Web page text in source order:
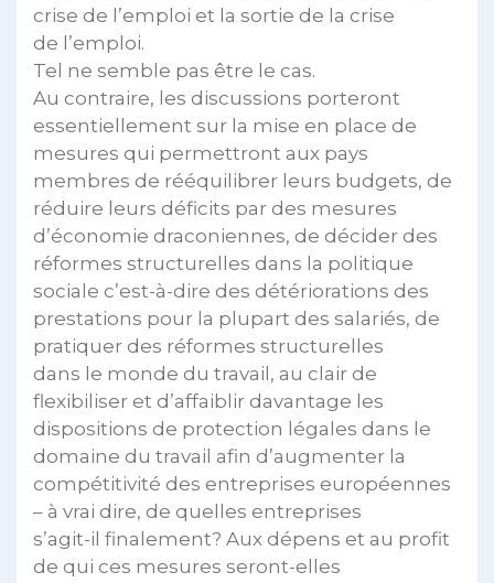
crise de l’emploi et la sortie de la crise
de l’emploi.
Tel ne semble pas être le cas.
Au contraire, les discussions porteront
essentiellement sur la mise en place de
mesures qui permettront aux pays
membres de rééquilibrer leurs budgets, de
réduire leurs déficits par des mesures
d’économie draconiennes, de décider des
réformes structurelles dans la politique
sociale c’est-à-dire des détériorations des
prestations pour la plupart des salariés, de
pratiquer des réformes structurelles
dans le monde du travail, au clair de
flexibiliser et d’affaiblir davantage les
dispositions de protection légales dans le
domaine du travail afin d’augmenter la
compétitivité des entreprises européennes
– à vrai dire, de quelles entreprises
s’agit-il finalement? Aux dépens et au profit
de qui ces mesures seront-elles